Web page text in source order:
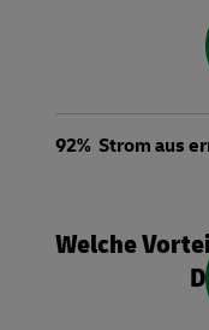
92% Strom aus
Welche